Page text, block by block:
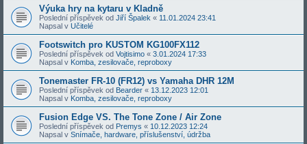
Výuka hry na kytaru v Kladně
Poslední příspěvek od Jiří Špalek « 11.01.2024 23:41
Napsal v Učitelé
Footswitch pro KUSTOM KG100FX112
Poslední příspěvek od Vojtisimo « 3.01.2024 17:33
Napsal v Komba, zesilovače, reproboxy
Tonemaster FR-10 (FR12) vs Yamaha DHR 12M
Poslední příspěvek od Bearder « 13.12.2023 12:01
Napsal v Komba, zesilovače, reproboxy
Fusion Edge VS. The Tone Zone / Air Zone
Poslední příspěvek od Premys « 10.12.2023 12:24
Napsal v Snímače, hardware, příslušenství, údržba